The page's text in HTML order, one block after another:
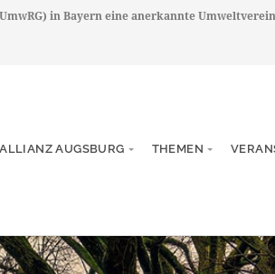
in Bayern eine anerkannte
AUGSBURG THEMEN